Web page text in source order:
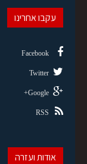
עקבו אחרינו
Facebook
Twitter
Google+
RSS
אודות ועזרה